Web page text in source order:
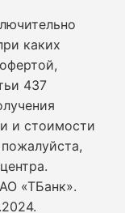
каких
437
и стоимости
«ТБанк».
.